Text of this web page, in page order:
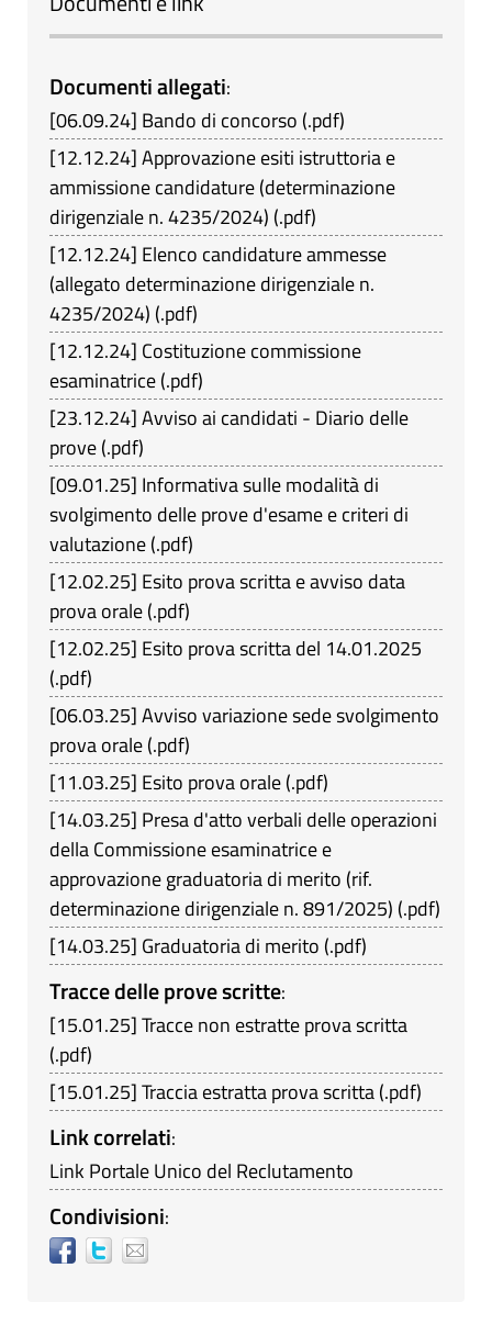
Documenti allegati:
[06.09.24] Bando di concorso (.pdf)
[12.12.24]Approvazione esiti istruttoria e
ammissione candidature (determinazione
dirigenziale n. 4235/2024) (.pdf)
[12.12.24] Elenco candidature ammesse
(allegato determinazione dirigenziale n.
4235/2024) (.pdf)
[12.12.24] Costituzione commissione
esaminatrice(.pdf)
[23.12.24]Avviso ai candidati - Diario delle
prove(.pdf)
[09.01.25] Informativa sulle modalità di
svolgimento delle prove d'esame e criteri di
valutazione(.pdf)
[12.02.25] Esito prova scritta e avviso data
prova orale(.pdf)
[12.02.25] Esito prova scritta del 14.01.2025
(.pdf)
[06.03.25]Avviso variazione sede svolgimento
prova orale(.pdf)
[11.03.25] Esito prova orale(.pdf)
[14.03.25] Presa d'atto verbali delle operazioni
della Commissione esaminatrice e
approvazione graduatoria di merito (rif.
determinazione dirigenziale n. 891/2025) (.pdf)
[14.03.25] Graduatoria di merito (.pdf)
Tracce delle prove scritte:
[15.01.25]Tracce non estratte prova scritta
(.pdf)
[15.01.25]Traccia estratta prova scritta(.pdf)
Link correlati:
Link Portale Unico del Reclutamento
Condivisioni: